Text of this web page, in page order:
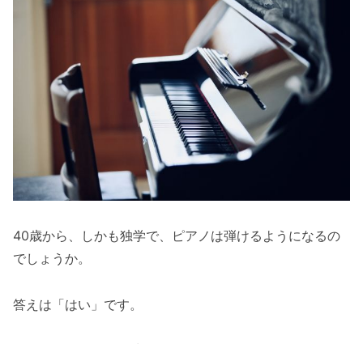
40歳から、しかも独学で、ピアノは弾けるようになるの
でしょうか。
答えは「はい」です。